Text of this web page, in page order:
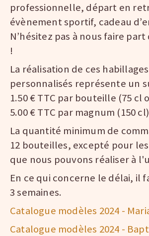
professionnelle, départ en
évènement sportif, cadeau
N’hésitez pas à nous faire
!
La réalisation de ces habillages
personnalisés représente un
1.50 € TTC par bouteille (75 cl
5.00 € TTC par magnum (150
La quantité minimum de
12 bouteilles, excepté pour
que nous pouvons réaliser à
En ce qui concerne le délai, il
3 semaines.
Catalogue modèles 2024 -
Catalogue modèles 2024 -